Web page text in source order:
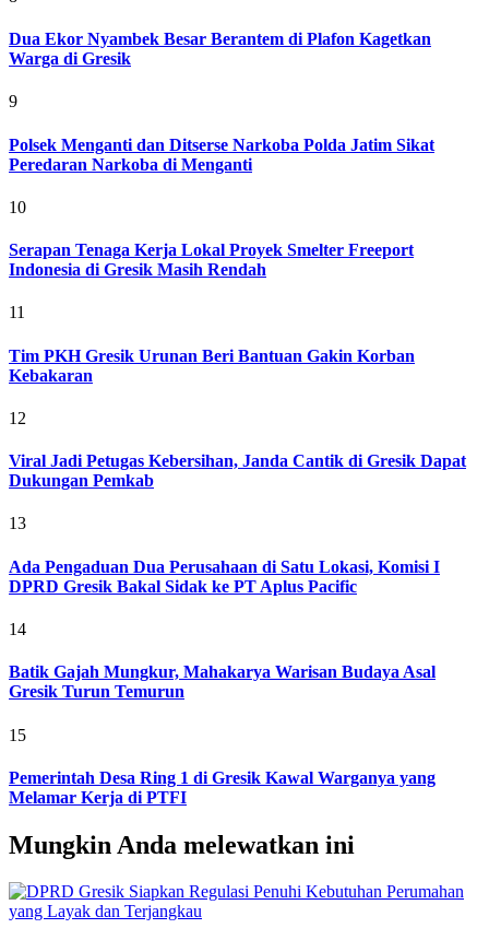
Dua Ekor Nyambek Besar Berantem di Plafon Kagetkan
Warga di Gresik
9
Polsek Menganti dan Ditserse Narkoba Polda Jatim Sikat
Peredaran Narkoba di Menganti
10
Serapan Tenaga Kerja Lokal Proyek Smelter Freeport
Indonesia di Gresik Masih Rendah
11
Tim PKH Gresik Urunan Beri Bantuan Gakin Korban
Kebakaran
12
Viral Jadi Petugas Kebersihan, Janda Cantik di Gresik Dapat
Dukungan Pemkab
13
Ada Pengaduan Dua Perusahaan di Satu Lokasi, Komisi I
DPRD Gresik Bakal Sidak ke PT Aplus Pacific
14
Batik Gajah Mungkur, Mahakarya Warisan Budaya Asal
Gresik Turun Temurun
15
Pemerintah Desa Ring 1 di Gresik Kawal Warganya yang
Melamar Kerja di PTFI
Mungkin Anda melewatkan ini